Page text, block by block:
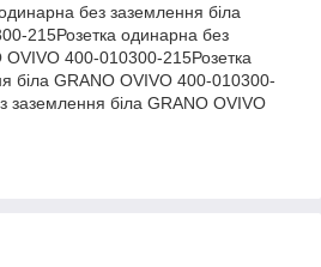
без заземлення біла
215Розетка одинарна без
OVIVO 400-010300-215Розетка
біла GRANO OVIVO 400-010300-
заземлення біла GRANO OVIVO